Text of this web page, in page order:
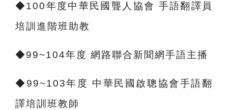
◆100年度中華民國聾人協會 手語翻譯員
培訓進階班助教
◆99~104年度 網路聯合新聞網手語主播
◆99~103年度 中華民國啟聰協會手語翻
譯培訓班教師